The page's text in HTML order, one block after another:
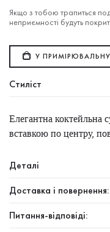
Якщо з тобою трапиться
неприємності будуть
У ПРИМІРЮВАЛЬНУ
Стиліст
Елегантна
вставкою по центру,
Деталі
Доставка і повернення:
Питання-відповіді: